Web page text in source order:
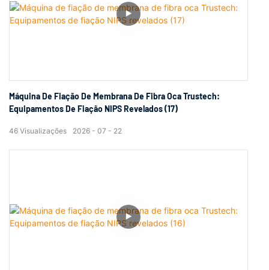
Máquina De Fiação De Membrana De Fibra Oca Trustech:
Equipamentos De Fiação NIPS Revelados (17)
2026 07 22
46 Visualizações